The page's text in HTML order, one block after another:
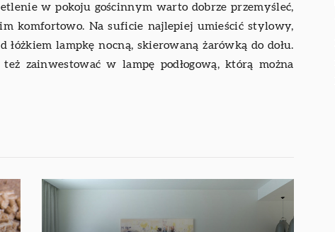
w pokoju gościnnym warto dobrze przemyśleć,
komfortowo. Na suficie najlepiej umieścić stylowy,
lampkę nocną, skierowaną żarówką do dołu.
zainwestować w lampę podłogową, którą można